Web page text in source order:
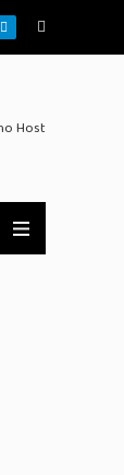
Telegrama